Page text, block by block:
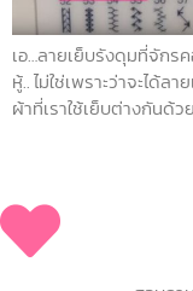
เอ…ลายเย็บรังดุมที่จักร
หู้.. ไม่ใช่เพราะว่าจะได้ล
ผ้าที่เราใช้เย็บต่างกันด้ว